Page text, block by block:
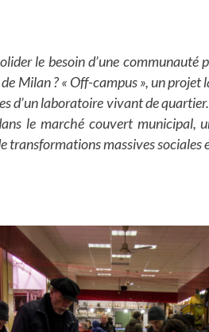
le besoin d’une communauté
Milan ? « Off-campus », un
d’un laboratoire vivant de
le marché couvert municipal,
transformations massives sociales